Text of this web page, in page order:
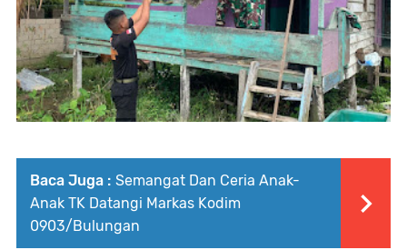
Baca Juga : Semangat Dan Ceria Anak-
Anak TK Datangi Markas Kodim
0903/Bulungan